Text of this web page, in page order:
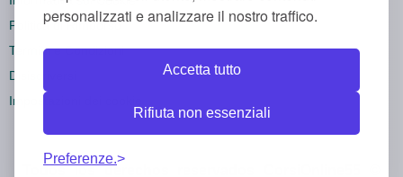
personalizzati e analizzare il nostro traffico.
Accetta tutto
Rifiuta non essenziali
Preferenze.
Politica di Rimborso
Termini e Condizioni
Disiscriversi
Impostazioni dei cookie
Todos los derechos reservados CorsiOnline55 ©